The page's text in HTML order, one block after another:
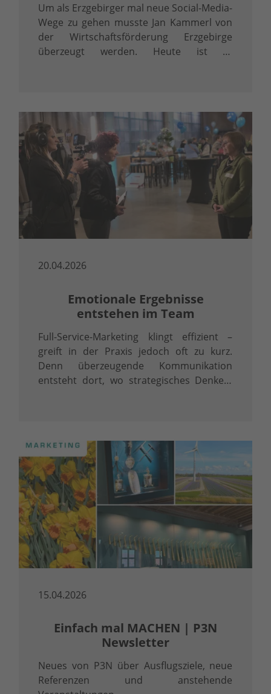
Um als Erzgebirger mal neue Social-Media-
Wege zu gehen musste Jan Kammerl von
der Wirtschaftsförderung Erzgebirge
überzeugt werden. Heute ist er
20.04.2026
Emotionale Ergebnisse
entstehen im Team
Full-Service-Marketing klingt effizient –
greift in der Praxis jedoch oft zu kurz.
Denn überzeugende Kommunikation
entsteht dort, wo strategisches Denken,
15.04.2026
Einfach mal MACHEN | P3N
Newsletter
Neues von P3N über Ausflugsziele, neue
Referenzen und anstehende